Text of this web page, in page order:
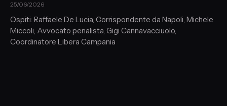
25/06/2026
Ospiti: Raffaele De Lucia, Corrispondente da Napoli, Michele
Miccoli, Avvocato penalista, Gigi Cannavacciuolo,
Coordinatore Libera Campania